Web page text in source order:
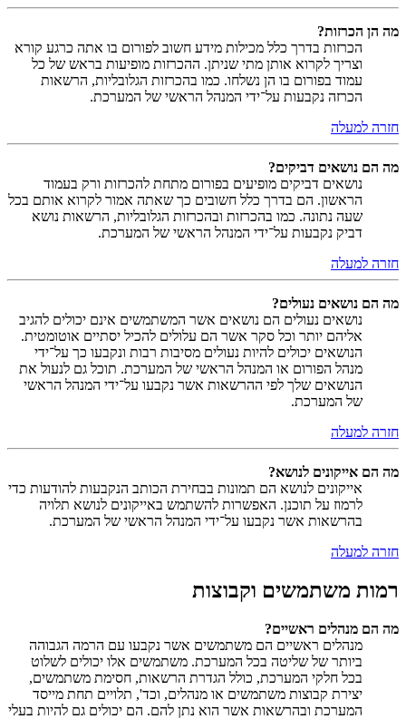
מה הן הכרזות?
הכרזות בדרך כלל מכילות מידע חשוב לפורום בו אתה כרגע קורא
וצריך לקרוא אותן מתי שניתן. ההכרזות מופיעות בראש של כל
עמוד בפורום בו הן נשלחו. כמו בהכרזות הגלובליות, הרשאות
הכרזה נקבעות על־ידי המנהל הראשי של המערכת.
חזרה למעלה
מה הם נושאים דביקים?
נושאים דביקים מופיעים בפורום מתחת להכרזות ורק בעמוד
הראשון. הם בדרך כלל חשובים כך שאתה אמור לקרוא אותם בכל
שעה נתונה. כמו בהכרזות ובהכרזות הגלובליות, הרשאות נושא
דביק נקבעות על־ידי המנהל הראשי של המערכת.
חזרה למעלה
מה הם נושאים נעולים?
נושאים נעולים הם נושאים אשר המשתמשים אינם יכולים להגיב
אליהם יותר וכל סקר אשר הם עלולים להכיל יסתיים אוטומטית.
הנושאים יכולים להיות נעולים מסיבות רבות ונקבעו כך על־ידי
מנהל הפורום או המנהל הראשי של המערכת. תוכל גם לנעול את
הנושאים שלך לפי ההרשאות אשר נקבעו על־ידי המנהל הראשי
של המערכת.
חזרה למעלה
מה הם אייקונים לנושא?
אייקונים לנושא הם תמונות בבחירת הכותב הנקבעות להודעות כדי
לרמוז על תוכנן. האפשרות להשתמש באייקונים לנושא תלויה
בהרשאות אשר נקבעו על־ידי המנהל הראשי של המערכת.
חזרה למעלה
רמות משתמשים וקבוצות
מה הם מנהלים ראשיים?
מנהלים ראשיים הם משתמשים אשר נקבעו עם הרמה הגבוהה
ביותר של שליטה בכל המערכת. משתמשים אלו יכולים לשלוט
בכל חלקי המערכת, כולל הגדרת הרשאות, חסימת משתמשים,
יצירת קבוצות משתמשים או מנהלים, וכד', תלויים תחת מייסד
המערכת ובהרשאות אשר הוא נתן להם. הם יכולים גם להיות בעלי